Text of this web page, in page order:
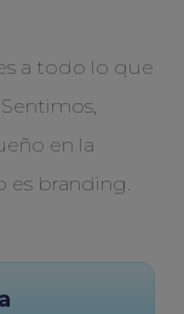
a todo lo que
en la
es branding.